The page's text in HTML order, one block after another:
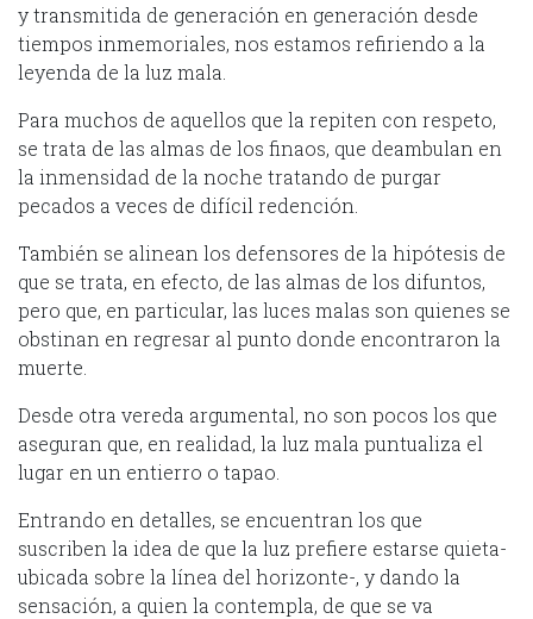
y transmitida de generación en generación desde
tiempos inmemoriales, nos estamos refiriendo a la
leyenda de la luz mala.
Para muchos de aquellos que la repiten con respeto,
se trata de las almas de los finaos, que deambulan en
la inmensidad de la noche tratando de purgar
pecados a veces de difícil redención.
También se alinean los defensores de la hipótesis de
que se trata, en efecto, de las almas de los difuntos,
pero que, en particular, las luces malas son quienes se
obstinan en regresar al punto donde encontraron la
muerte.
Desde otra vereda argumental, no son pocos los que
aseguran que, en realidad, la luz mala puntualiza el
lugar en un entierro o tapao.
Entrando en detalles, se encuentran los que
suscriben la idea de que la luz prefiere estarse quieta-
ubicada sobre la línea del horizonte-, y dando la
sensación, a quien la contempla, de que se va